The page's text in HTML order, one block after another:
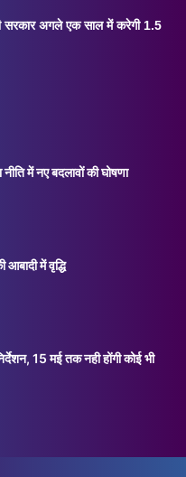
सरकार अगले एक साल में करेगी 1.5
में नए बदलावों की घोषणा
आबादी में वृद्धि
15 मई तक नही होंगी कोई भी